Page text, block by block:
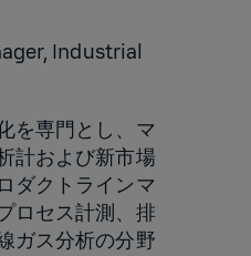
Industrial
を専門とし、マ
計および新市場
ダクトラインマ
ロセス計測、排
ガス分析の分野